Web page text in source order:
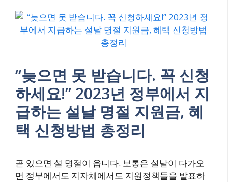
“늦으면 못 받습니다. 꼭 신청
하세요!” 2023년 정부에서 지
급하는 설날 명절 지원금, 혜
택 신청방법 총정리
곧 있으면 설 명절이 옵니다. 보통은 설날이 다가오
면 정부에서도 지자체에서도 지원정책들을 발표하